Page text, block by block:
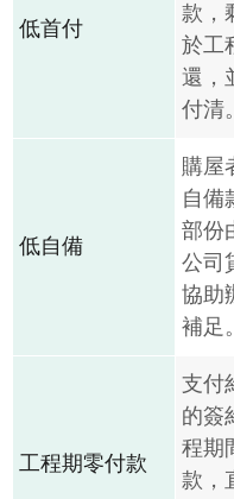
低首付
款，
於工
還，
付清。
低自備
購屋
自備
部份
公司
協助
補足。
工程期零付款
支付
的簽
程期
款，